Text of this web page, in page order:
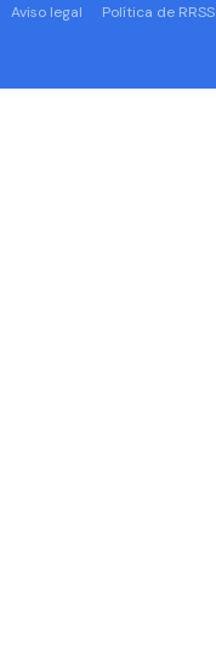
Aviso legal Política de RRSS